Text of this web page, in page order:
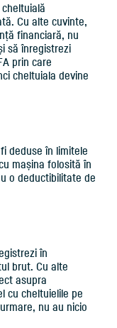
Cu alte cuvinte,
financiară, nu
să înregistrezi
prin care
cheltuiala devine
deduse în limitele
mașina folosită în
o deductibilitate de
în
brut. Cu alte
asupra
cu cheltuielile pe
nu au nicio